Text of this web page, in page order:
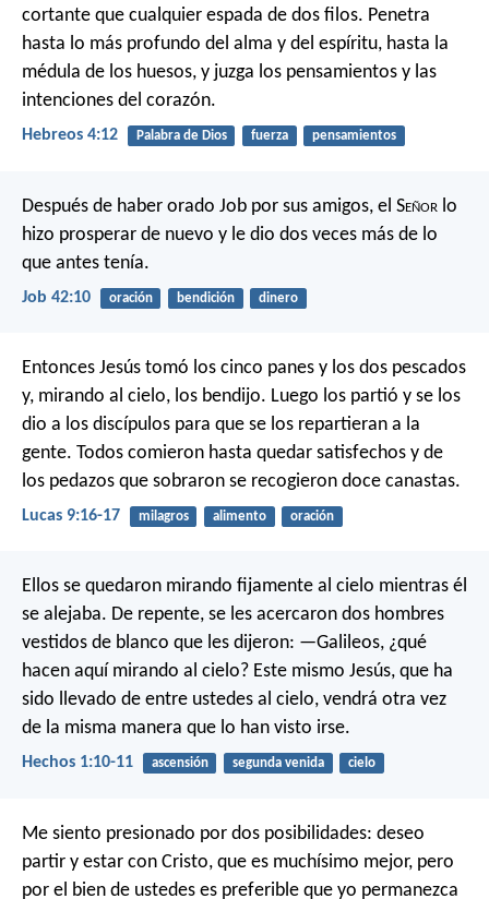
cortante que cualquier espada de dos filos. Penetra
hasta lo más profundo del alma y del espíritu, hasta la
médula de los huesos, y juzga los pensamientos y las
intenciones del corazón.
Hebreos 4:12 Palabra de Dios fuerza pensamientos
Después de haber orado Job por sus amigos, el Señor lo
hizo prosperar de nuevo y le dio dos veces más de lo
que antes tenía.
Job 42:10 oración bendición dinero
Entonces Jesús tomó los cinco panes y los dos pescados
y, mirando al cielo, los bendijo. Luego los partió y se los
dio a los discípulos para que se los repartieran a la
gente. Todos comieron hasta quedar satisfechos y de
los pedazos que sobraron se recogieron doce canastas.
Lucas 9:16-17 milagros alimento oración
Ellos se quedaron mirando fijamente al cielo mientras él
se alejaba. De repente, se les acercaron dos hombres
vestidos de blanco que les dijeron: —Galileos, ¿qué
hacen aquí mirando al cielo? Este mismo Jesús, que ha
sido llevado de entre ustedes al cielo, vendrá otra vez
de la misma manera que lo han visto irse.
Hechos 1:10-11 ascensión segunda venida cielo
Me siento presionado por dos posibilidades: deseo
partir y estar con Cristo, que es muchísimo mejor, pero
por el bien de ustedes es preferible que yo permanezca